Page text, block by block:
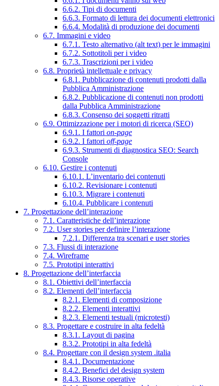
6.6.2. Tipi di documenti
6.6.3. Formato di lettura dei documenti elettronici
6.6.4. Modalità di produzione dei documenti
6.7. Immagini e video
6.7.1. Testo alternativo (alt text) per le immagini
6.7.2. Sottotitoli per i video
6.7.3. Trascrizioni per i video
6.8. Proprietà intellettuale e privacy
6.8.1. Pubblicazione di contenuti prodotti dalla
Pubblica Amministrazione
6.8.2. Pubblicazione di contenuti non prodotti
dalla Pubblica Amministrazione
6.8.3. Consenso dei soggetti ritratti
6.9. Ottimizzazione per i motori di ricerca (SEO)
6.9.1. I fattori on-page
6.9.2. I fattori off-page
6.9.3. Strumenti di diagnostica SEO: Search
Console
6.10. Gestire i contenuti
6.10.1. L’inventario dei contenuti
6.10.2. Revisionare i contenuti
6.10.3. Migrare i contenuti
6.10.4. Pubblicare i contenuti
7. Progettazione dell’interazione
7.1. Caratteristiche dell’interazione
7.2. User stories per definire l’interazione
7.2.1. Differenza tra scenari e user stories
7.3. Flussi di interazione
7.4. Wireframe
7.5. Prototipi interattivi
8. Progettazione dell’interfaccia
8.1. Obiettivi dell’interfaccia
8.2. Elementi dell’interfaccia
8.2.1. Elementi di composizione
8.2.2. Elementi interattivi
8.2.3. Elementi testuali (microtesti)
8.3. Progettare e costruire in alta fedeltà
8.3.1. Layout di pagina
8.3.2. Prototipi in alta fedeltà
8.4. Progettare con il design system .italia
8.4.1. Documentazione
8.4.2. Benefici del design system
8.4.3. Risorse operative